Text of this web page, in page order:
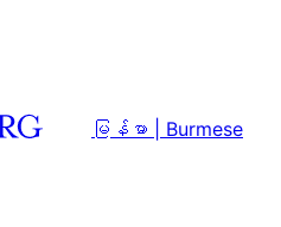
မြန်မာ | Burmese